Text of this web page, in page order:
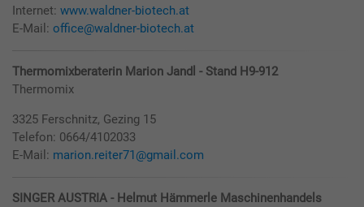
Internet: www.waldner-biotech.at
E-Mail: office@waldner-biotech.at
Thermomixberaterin Marion Jandl - Stand H9-912
Thermomix
3325 Ferschnitz, Gezing 15
Telefon: 0664/4102033
E-Mail: marion.reiter71@gmail.com
SINGER AUSTRIA - Helmut Hämmerle Maschinenhandels